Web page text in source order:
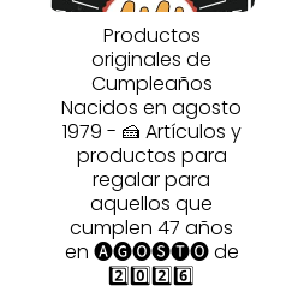
Productos
originales de
Cumpleaños
Nacidos en agosto
1979 - 🍰 Artículos y
productos para
regalar para
aquellos que
cumplen 47 años
en 🅐🅖🅞🅢🅣🅞 de
2️⃣0️⃣2️⃣6️⃣